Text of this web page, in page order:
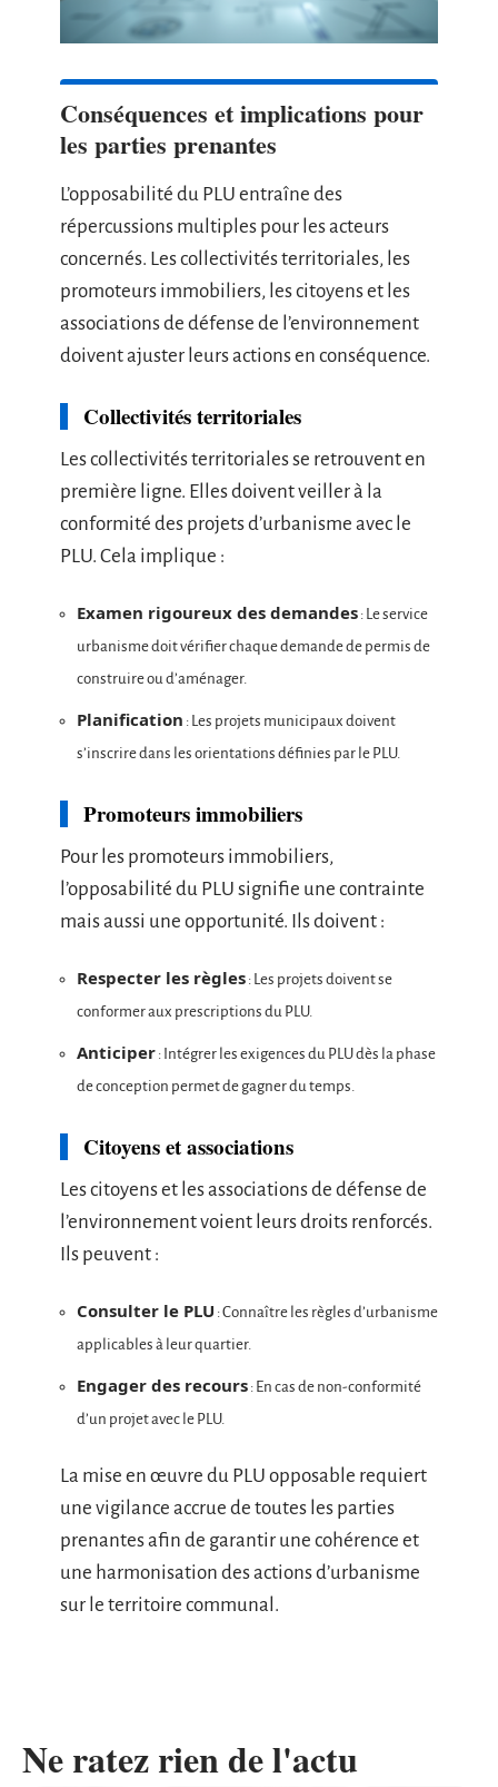
Conséquences et implications pour
les parties prenantes
L’opposabilité du PLU entraîne des
répercussions multiples pour les acteurs
concernés. Les collectivités territoriales, les
promoteurs immobiliers, les citoyens et les
associations de défense de l’environnement
doivent ajuster leurs actions en conséquence.
Collectivités territoriales
Les collectivités territoriales se retrouvent en
première ligne. Elles doivent veiller à la
conformité des projets d’urbanisme avec le
PLU. Cela implique :
Examen rigoureux des demandes : Le service
urbanisme doit vérifier chaque demande de permis de
construire ou d’aménager.
Planification : Les projets municipaux doivent
s’inscrire dans les orientations définies par le PLU.
Promoteurs immobiliers
Pour les promoteurs immobiliers,
l’opposabilité du PLU signifie une contrainte
mais aussi une opportunité. Ils doivent :
Respecter les règles : Les projets doivent se
conformer aux prescriptions du PLU.
Anticiper : Intégrer les exigences du PLU dès la phase
de conception permet de gagner du temps.
Citoyens et associations
Les citoyens et les associations de défense de
l’environnement voient leurs droits renforcés.
Ils peuvent :
Consulter le PLU : Connaître les règles d’urbanisme
applicables à leur quartier.
Engager des recours : En cas de non-conformité
d’un projet avec le PLU.
La mise en œuvre du PLU opposable requiert
une vigilance accrue de toutes les parties
prenantes afin de garantir une cohérence et
une harmonisation des actions d’urbanisme
sur le territoire communal.
Ne ratez rien de l'actu